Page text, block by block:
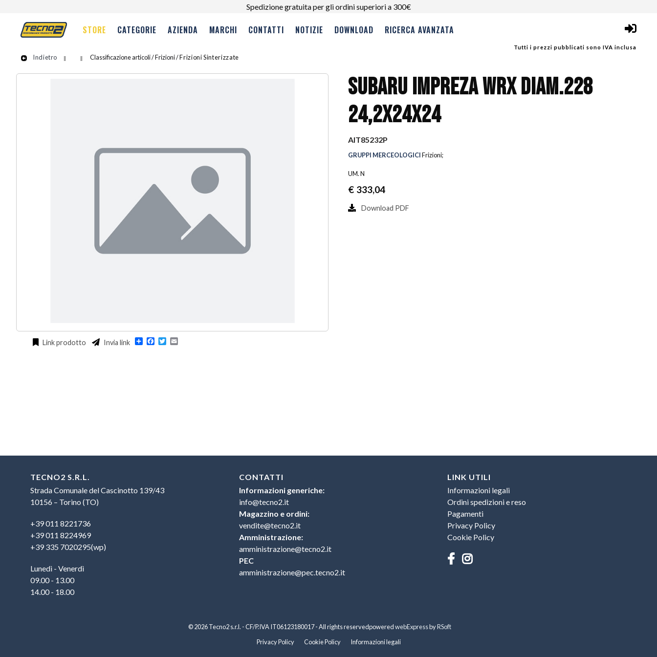
Spedizione gratuita per gli ordini superiori a 300€
Tutti i prezzi pubblicati sono IVA inclusa
STORE CATEGORIE AZIENDA MARCHI CONTATTI NOTIZIE DOWNLOAD RICERCA AVANZATA
Indietro Classificazione articoli / Frizioni /Frizioni Sinterizzate
SUBARU IMPREZA WRX DIAM.228
24,2X24X24
AIT85232P
GRUPPI MERCEOLOGICIFrizioni
UM. N
Download PDF
€ 333,04
Link prodotto Invia link Condividi
Facebook
Twitter
Email
TECNO2 S.R.L.
Strada Comunale del Cascinotto 139/43
10156 – Torino (TO)
+39 011 8221736
+39 011 8224969
+39 335 7020295(wp)
Lunedì - Venerdì
09.00 - 13.00
14.00 - 18.00
CONTATTI
Informazioni generiche:
info@tecno2.it
Magazzino e ordini:
vendite@tecno2.it
Amministrazione:
amministrazione@tecno2.it
PEC
amministrazione@pec.tecno2.it
LINK UTILI
Informazioni legali
Ordini spedizioni e reso
Pagamenti
Privacy Policy
Cookie Policy
Privacy Policy Cookie Policy Informazioni legali
© 2026 Tecno2 s.r.l. - CF/P.IVA IT06123180017 - All rights reservedpoweredwebExpressbyRSoft